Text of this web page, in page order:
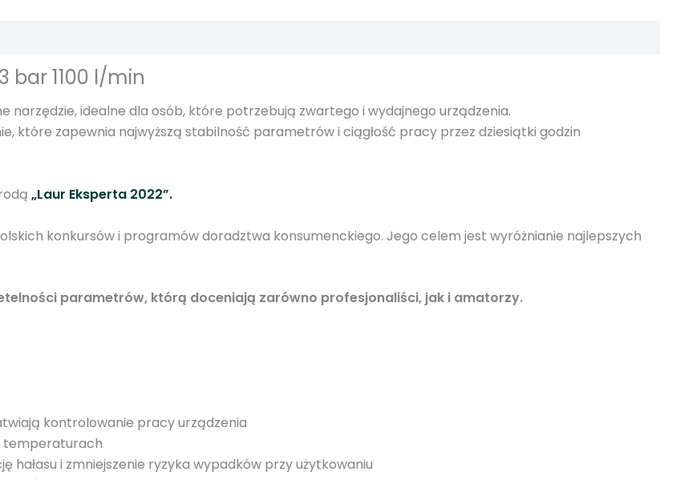
y
1
a
r
bar 1100 l/min
narzędzie, idealne dla osób, które potrzebują zwartego i wydajnego urządzenia.
które zapewnia najwyższą stabilność parametrów i ciągłość pracy przez dziesiątki godzin
„Laur Eksperta 2022”.
konkursów i programów doradztwa konsumenckiego. Jego celem jest wyróżnianie najlepszych
parametrów, którą doceniają zarówno profesjonaliści, jak i amatorzy.
kontrolowanie pracy urządzenia
temperaturach
hałasu i zmniejszenie ryzyka wypadków przy użytkowaniu